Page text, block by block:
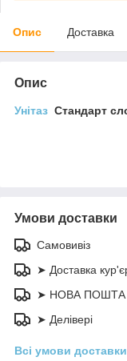
Опис Доставка
Опис
Унітаз Стандарт
Умови доставки
Самовивіз
➤ Доставка
➤ НОВА ПОШТА
➤ Делівері
Всі умови доставки